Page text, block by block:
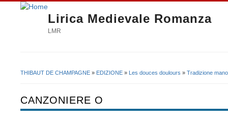
Lirica Medievale Romanza
LMR
THIBAUT DE CHAMPAGNE » EDIZIONE » Les douces doulours » Tradizione
CANZONIERE O